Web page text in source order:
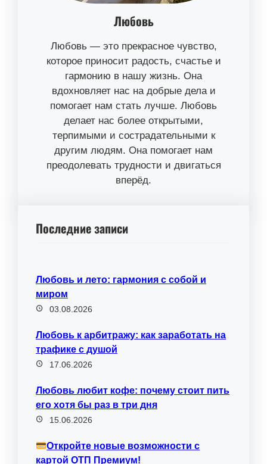
Любовь
Любовь — это прекрасное чувство,
которое приносит радость, счастье и
гармонию в нашу жизнь. Она
вдохновляет нас на добрые дела и
помогает нам стать лучше. Любовь
делает нас более открытыми,
терпимыми и сострадательными к
другим людям. Она помогает нам
преодолевать трудности и двигаться
вперёд.
Последние записи
Любовь и лето: гармония с собой и
миром
03.08.2026
Любовь к арбитражу: как заработать на
трафике с душой
17.06.2026
Любовь любит кофе: почему стоит пить
его хотя бы раз в три дня
15.06.2026
Откройте новые возможности с
картой ОТП Премиум!